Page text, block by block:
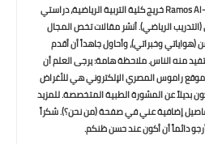
محمود محمد المشهور بـRamos Al-Masry خريج كلية التربية الرياضية، دراستي
الرياضي). أنشر مقالات تخص المجال
(هواياتي وخبراتي)، وأحاول جاهداً أن أقدم
منه الناس. ملاحظة هامة: يرجى العلم أن
راموس المصري الإلكتروني هي للأغراض
بديلاً عن المشورة الطبية المتخصصة. للمزيد
إضافية عني في صفحة (من نحن؟). شكراً
دائماً أن أكون عند حسن ظنكم.